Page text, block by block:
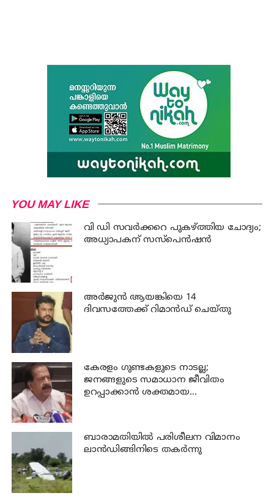
YOU MAY LIKE
വി ഡി സവര്‍ക്കറെ പുകഴ്ത്തിയ ചോദ്യം;
അധ്യാപകന് സസ്പെന്‍ഷന്‍
അര്‍ജുന്‍ ആയങ്കിയെ 14
ദിവസത്തേക്ക് റിമാൻഡ് ചെയ്തു
കേരളം ഗുണ്ടകളുടെ നാടല്ല;
ജനങ്ങളുടെ സമാധാന ജീവിതം
ഉറപ്പാക്കാന്‍ ശക്തമായ
ബാരാമതിയില്‍ പരിശീലന വിമാനം
ലാന്‍ഡിങ്ങിനിടെ തകര്‍ന്നു